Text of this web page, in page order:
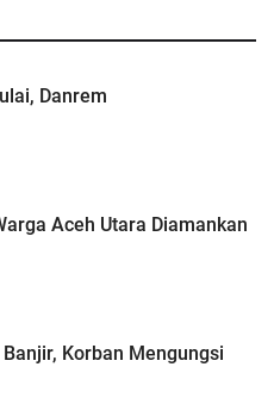
Danrem
Aceh Utara Diamankan
Korban Mengungsi